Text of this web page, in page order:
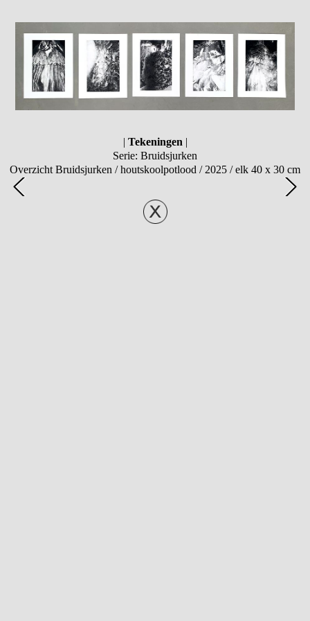
| Tekeningen |
Serie: Bruidsjurken
Overzicht Bruidsjurken / houtskoolpotlood / 2025 / elk 40 x 30 cm